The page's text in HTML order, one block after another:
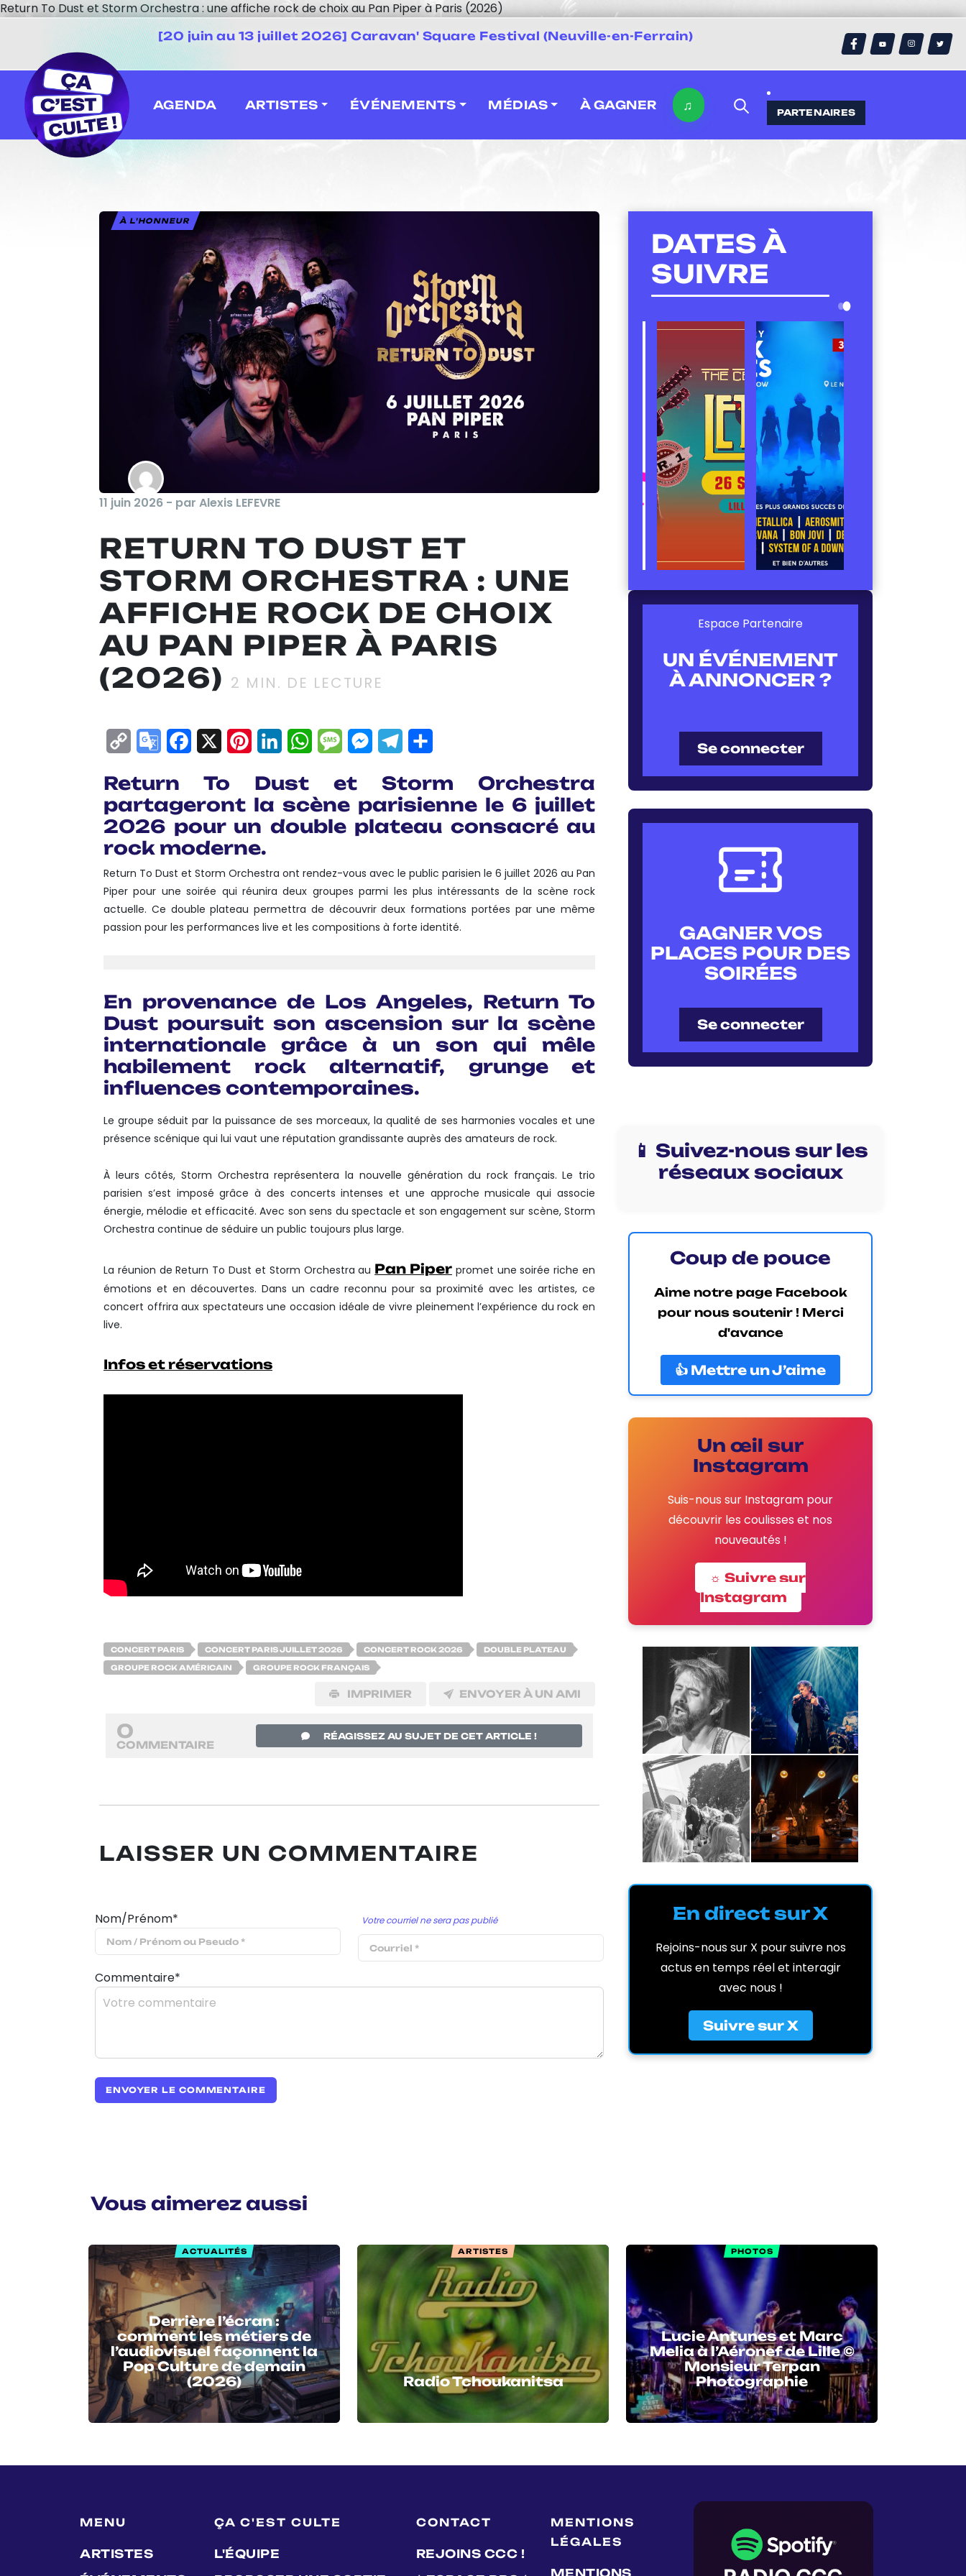
Return To Dust et Storm Orchestra : une affiche rock de choix au Pan Piper à Paris (2026)
[20 juin au 13 juillet 2026] Caravan' Square Festival (Neuville-en-Ferrain)
AGENDA ARTISTES ÉVÉNEMENTS MÉDIAS À GAGNER ♫ PARTENAIRES
À L'HONNEUR
11 juin 2026 - par Alexis LEFEVRE
RETURN TO DUST ET
STORM ORCHESTRA : UNE
AFFICHE ROCK DE CHOIX
AU PAN PIPER À PARIS
(2026) 2 MIN. DE LECTURE
Copy GoogleFacebook
X Pinterest
LinkedInWhatsApp
MessageMessenger
Telegram
Return To Dust et Storm Orchestra
partageront la scène parisienne le 6 juillet
2026 pour un double plateau consacré au
rock moderne.
Return To Dust et Storm Orchestra ont rendez-vous avec le public parisien le 6 juillet 2026 au Pan
Piper pour une soirée qui réunira deux groupes parmi les plus intéressants de la scène rock
actuelle. Ce double plateau permettra de découvrir deux formations portées par une même
passion pour les performances live et les compositions à forte identité.
En provenance de Los Angeles, Return To
Dust poursuit son ascension sur la scène
internationale grâce à un son qui mêle
habilement rock alternatif, grunge et
influences contemporaines.
Le groupe séduit par la puissance de ses morceaux, la qualité de ses harmonies vocales et une
présence scénique qui lui vaut une réputation grandissante auprès des amateurs de rock.
À leurs côtés, Storm Orchestra représentera la nouvelle génération du rock français. Le trio
parisien s’est imposé grâce à des concerts intenses et une approche musicale qui associe
énergie, mélodie et efficacité. Avec son sens du spectacle et son engagement sur scène, Storm
Orchestra continue de séduire un public toujours plus large.
La réunion de Return To Dust et Storm Orchestra au Pan Piperpromet une soirée riche en
émotions et en découvertes. Dans un cadre reconnu pour sa proximité avec les artistes, ce
concert offrira aux spectateurs une occasion idéale de vivre pleinement l’expérience du rock en
live.
Infos et réservations
CONCERT PARIS CONCERT PARIS JUILLET 2026 CONCERT ROCK 2026 DOUBLE PLATEAU
GROUPE ROCK AMÉRICAIN GROUPE ROCK FRANÇAIS
IMPRIMER ENVOYER À UN AMI
0
COMMENTAIRE
RÉAGISSEZ AU SUJET DE CET ARTICLE !
LAISSER UN COMMENTAIRE
Nom/Prénom* Votre courriel ne sera pas publié
Commentaire*
DATES À
SUIVRE
Espace Partenaire
UN ÉVÉNEMENT
À ANNONCER ?
Se connecter
GAGNER VOS
PLACES POUR DES
SOIRÉES
Se connecter
📱 Suivez-nous sur les
réseaux sociaux
Coup de pouce
Aime notre page Facebook
pour nous soutenir ! Merci
d'avance
👍 Mettre un J’aime
Un œil sur
Instagram
Suis-nous sur Instagram pour
découvrir les coulisses et nos
nouveautés !
☼ Suivre sur
Instagram
En direct sur X
Rejoins-nous sur X pour suivre nos
actus en temps réel et interagir
avec nous !
Suivre sur X
Vous aimerez aussi
ACTUALITÉS
Derrière l’écran :
comment les métiers de
l’audiovisuel façonnent la
Pop Culture de demain
(2026)
ARTISTES
Radio Tchoukanitsa
PHOTOS
Lucie Antunes et Marc
Melia à l’Aéronef de Lille ©
Monsieur Terpan
Photographie
MENU
ARTISTES
ÇA C'EST CULTE
L'ÉQUIPE
CONTACT
REJOINS CCC !
MENTIONS
LÉGALES